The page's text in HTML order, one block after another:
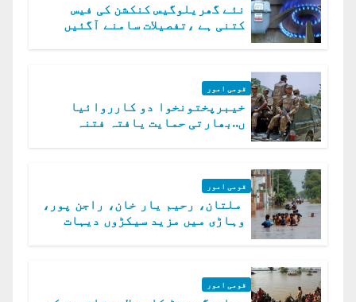
نئے گھریلوگیس کنکشن کی فیس
کتنی ہے ،تفصیلات سامنے آگئیں
قومی امور
خیبرپختونخوا دو کارروائیا
ں..بھارتی حمایت یافتہ فتنہ
قومی امور
ملتان، رحیم یار خان، راجن پور،
وہاڑی میں مزید سیکڑوں دیہات
قومی امور